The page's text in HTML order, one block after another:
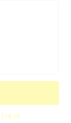
Log på